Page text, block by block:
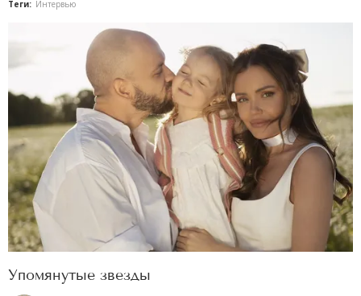
Теги: Интервью
Упомянутые звезды